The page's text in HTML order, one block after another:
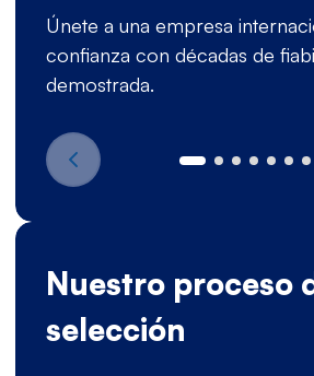
Únete a una empresa
confianza con décadas de
demostrada.
Nuestro proceso
selección